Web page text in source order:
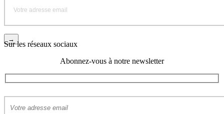
Sur les réseaux sociaux
Abonnez-vous à notre newsletter